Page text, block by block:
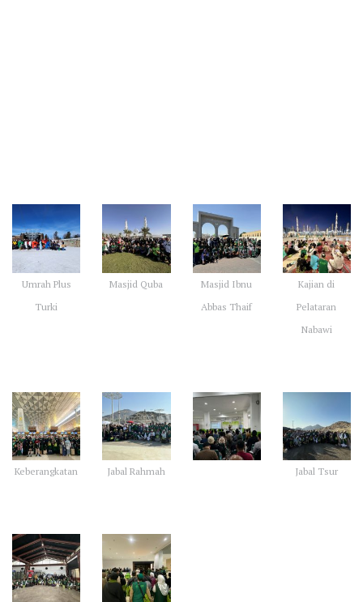
Umrah Plus
Turki
Masjid Quba
Masjid Ibnu
Abbas Thaif
Kajian di
Pelataran
Nabawi
Keberangkatan Jabal Rahmah Jabal Tsur